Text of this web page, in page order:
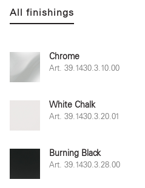
All finishings
Chrome
Art. 39.1430.3.10.00
White Chalk
Art. 39.1430.3.20.01
Burning Black
Art. 39.1430.3.28.00